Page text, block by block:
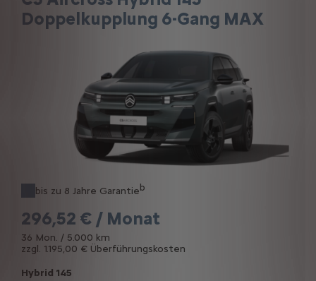
Doppelkupplung 6-Gang MAX
bis zu 8 Jahre Garantieb
296,52 € / Monat
36 Mon. / 5.000 km
zzgl. 1.195,00 € Überführungskosten
Hybrid 145